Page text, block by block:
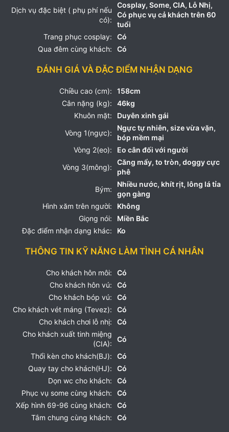
Dịch vụ đặc biệt ( phụ phí nếu
có):
Cosplay, Some, CIA, Lỗ Nhị,
Có phục vụ cả khách trên 60
tuổi
Trang phục cosplay:
Có
Qua đêm cùng khách:
Có
ĐÁNH GIÁ VÀ ĐẶC ĐIỂM NHẬN DẠNG
Chiều cao (cm):
158cm
Cân nặng (kg):
46kg
Khuôn mặt:
Duyên xinh gái
Vòng 1(ngực):
Ngực tự nhiên, size vừa vặn,
bóp mềm mại
Vòng 2(eo):
Eo cân đối với người
Vòng 3(mông):
Căng mẩy, to tròn, doggy cực
phê
Bým:
Nhiều nước, khít rịt, lông lá tỉa
gọn gàng
Hình xăm trên người:
Không
Giọng nói:
Miền Bắc
Đặc điểm nhận dạng khác:
Ko
THÔNG TIN KỸ NĂNG LÀM TÌNH CÁ NHÂN
Cho khách hôn môi:
Có
Cho khách hôn vú:
Có
Cho khách bóp vú:
Có
Cho khách vét máng (Tevez):
Có
Cho khách chơi lỗ nhị:
Có
Cho khách xuất tinh miệng
(CIA):
Có
Thổi kèn cho khách(BJ):
Có
Quay tay cho khách(HJ):
Có
Dọn wc cho khách:
Có
Phục vụ some cùng khách:
Có
Xếp hình 69-96 cùng khách:
Có
Tắm chung cùng khách:
Có